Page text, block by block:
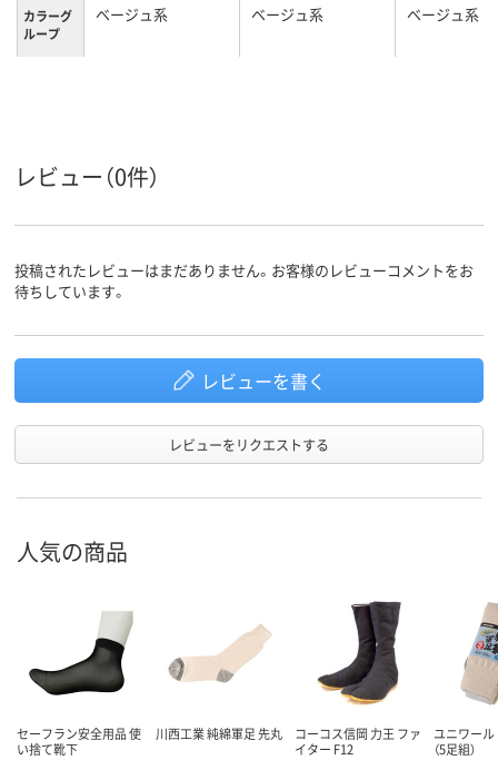
カラーグ
ループ
ベージュ系 ベージュ系 ベージュ系
レビュー（0件）
投稿されたレビューはまだありません。お客様のレビューコメントをお
待ちしています。
レビューを書く
レビューをリクエストする
人気の商品
セーフラン安全用品 使
い捨て靴下
川西工業 純綿軍足 先丸
コーコス信岡 力王 ファ
イター F12
ユニワー
（5足組）